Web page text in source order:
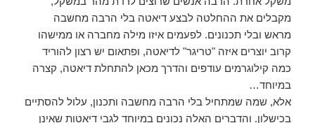
מקבלים את ההחלטה לבצע דיאטה בלי הרבה מחשבה
מראש ובלי תכנונים. לפעמים איזו מילה מחברה או ממישהו
קרוב יוצרים איזה "טריגר" לדיאטה, ופתאום יש רצון להוריד
כמה קילוגרמים עודפים והדרך מכאן להתחלת דיאטה, קצרה
במיוחד…
אלא, שמה שמתחיל בלי הרבה מחשבה ותכנון, עלול להסתיים
בכישלון. והדברים האלה נכונים במיוחד לגבי דיאטות שאינן